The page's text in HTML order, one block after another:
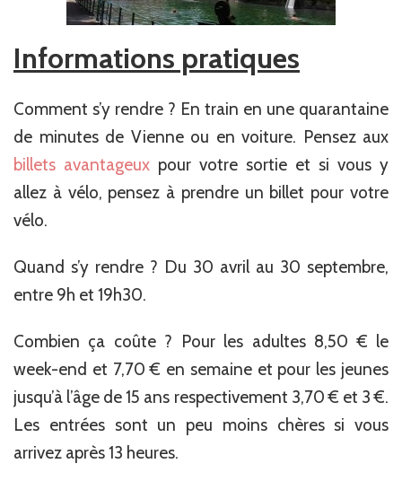
Informations pratiques
Comment s’y rendre ? En train en une quarantaine
de minutes de Vienne ou en voiture. Pensez aux
billets avantageux pour votre sortie et si vous y
allez à vélo, pensez à prendre un billet pour votre
vélo.
Quand s’y rendre ? Du 30 avril au 30 septembre,
entre 9h et 19h30.
Combien ça coûte ? Pour les adultes 8,50 € le
week-end et 7,70 € en semaine et pour les jeunes
jusqu’à l’âge de 15 ans respectivement 3,70 € et 3 €.
Les entrées sont un peu moins chères si vous
arrivez après 13 heures.